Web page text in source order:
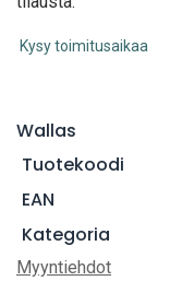
Kysy toimitusaikaa
Wallas
Tuotekoodi
EAN
Kategoria
Myyntiehdot